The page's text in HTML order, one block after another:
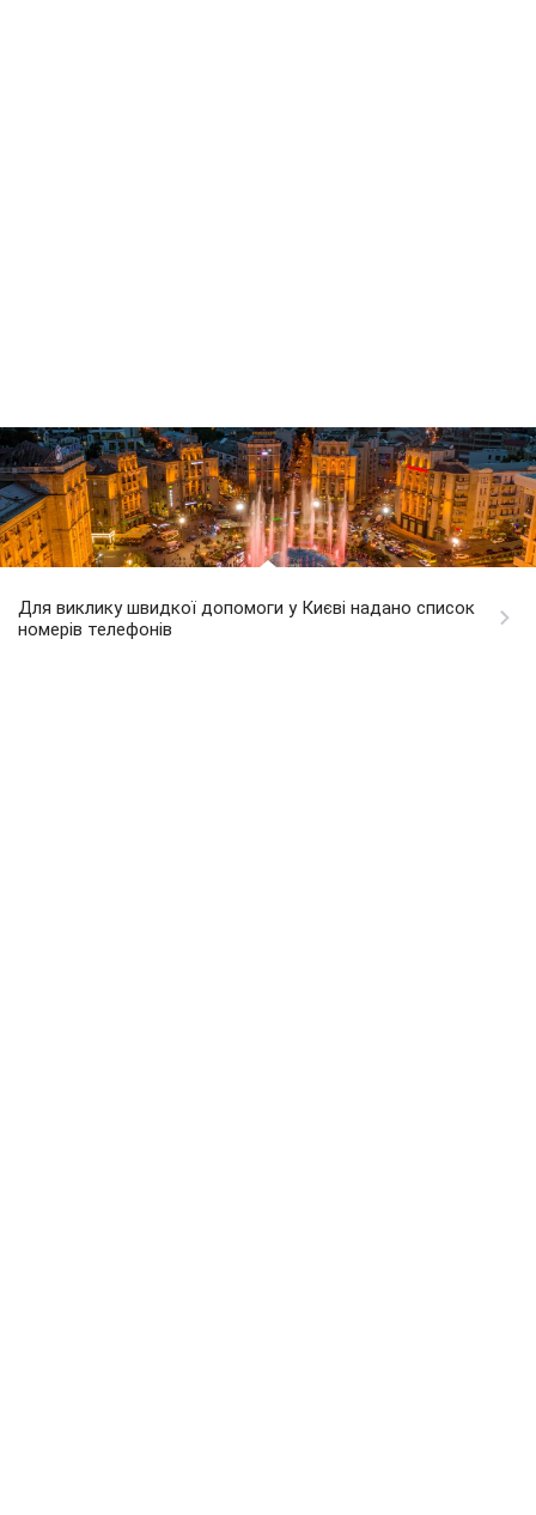
Для виклику швидкої допомоги у Києві надано список
номерів телефонів